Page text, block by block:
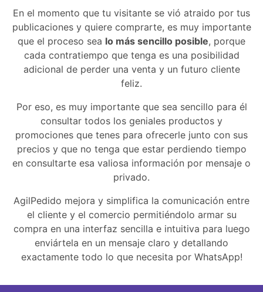
En el momento que tu visitante se vió atraido por tus
publicaciones y quiere comprarte, es muy importante
que el proceso sea lo más sencillo posible, porque
cada contratiempo que tenga es una posibilidad
adicional de perder una venta y un futuro cliente
feliz.
Por eso, es muy importante que sea sencillo para él
consultar todos los geniales productos y
promociones que tenes para ofrecerle junto con sus
precios y que no tenga que estar perdiendo tiempo
en consultarte esa valiosa información por mensaje o
privado.
AgilPedido mejora y simplifica la comunicación entre
el cliente y el comercio permitiéndolo armar su
compra en una interfaz sencilla e intuitiva para luego
enviártela en un mensaje claro y detallando
exactamente todo lo que necesita por WhatsApp!